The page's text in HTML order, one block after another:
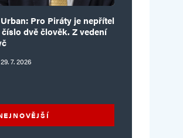
Pro Piráty je nepřítel
dvě člověk. Z vedení
29. 7. 2026